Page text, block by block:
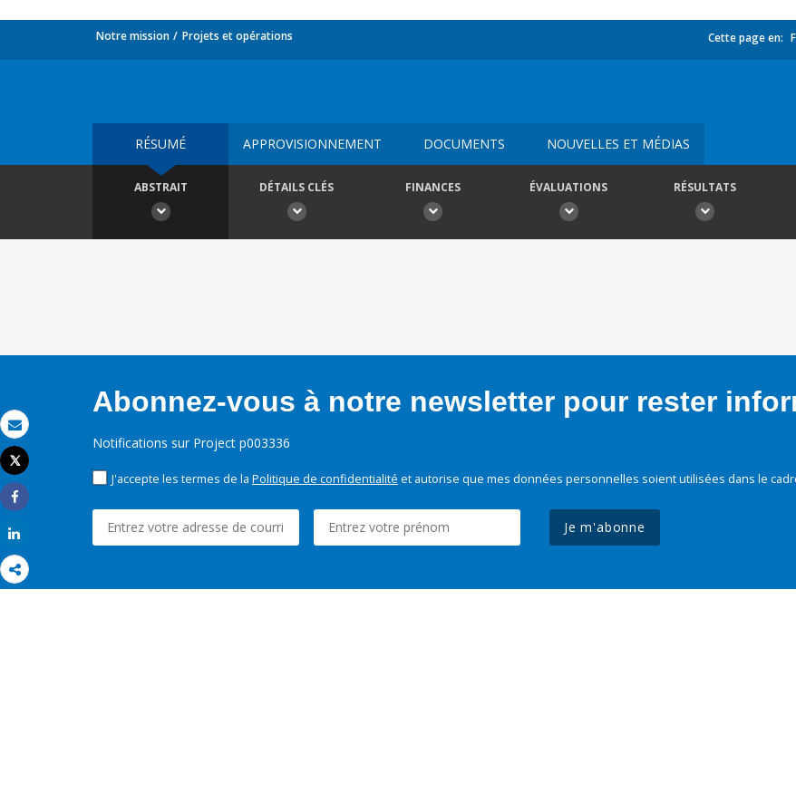
Email
Imprimer
Tweet
Share
Notre mission Projets et opérations Cette page en:
RÉSUMÉ APPROVISIONNEMENT DOCUMENTS NOUVELLES ET MÉDIAS
ABSTRAIT DÉTAILS CLÉS FINANCES ÉVALUATIONS RÉSULTATS
Abonnez-vous à notre newsletter pour rester
Notifications sur Project p003336
J'accepte les termes de la Politique de confidentialité et autorise que mes données personnelles soient utilisées dans le
Je m'abonne